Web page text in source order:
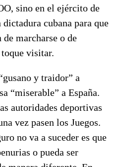
sino en el ejército de
cubana para que
marcharse o de
toque visitar.
y traidor” a
“miserable” a España.
autoridades deportivas
vez pasen los Juegos.
no va a suceder es que
o pueda ser